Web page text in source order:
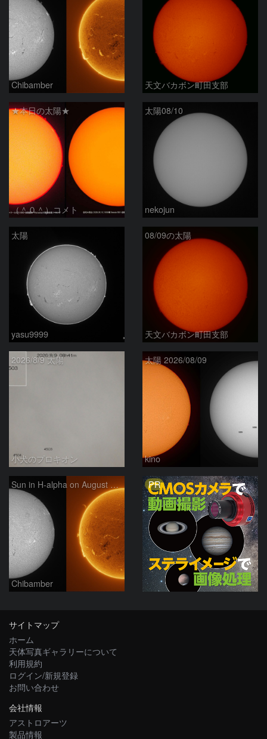
Chibamber 天文バカボン町田支部
★本日の太陽★
（＾０＾）コメト
太陽08/10
nekojun
太陽
yasu9999
08/09の太陽
天文バカボン町田支部
2026/8/9 太陽
小犬のプロキオン
太陽 2026/08/09
kino
Sun in H-alpha on August 9, 2026
Chibamber
PR
サイトマップ
ホーム
天体写真ギャラリーについて
利用規約
ログイン/新規登録
お問い合わせ
会社情報
アストロアーツ
製品情報